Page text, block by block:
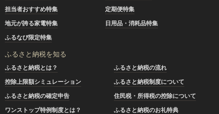
担当者おすすめ特集
定期便特集
地元が誇る家電特集
日用品・消耗品特集
ふるなび限定特集
ふるさと納税を知る
ふるさと納税とは？
ふるさと納税の流れ
控除上限額シミュレーション
ふるさと納税制度について
ふるさと納税の確定申告
住民税・所得税の控除について
ワンストップ特例制度とは？
ふるさと納税のお礼特典